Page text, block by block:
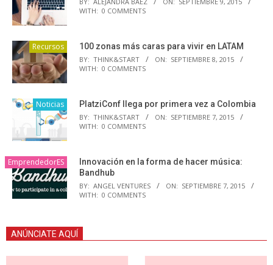
WITH: 0 COMMENTS
Recursos 100 zonas más caras para vivir en LATAM
BY: THINK&START ON: SEPTIEMBRE 8, 2015
WITH: 0 COMMENTS
Noticias PlatziConf llega por primera vez a Colombia
BY: THINK&START ON: SEPTIEMBRE 7, 2015
WITH: 0 COMMENTS
EmprendedorES
Innovación en la forma de hacer música:
Bandhub
BY: ANGEL VENTURES ON: SEPTIEMBRE 7, 2015
WITH: 0 COMMENTS
ANÚNCIATE AQUÍ